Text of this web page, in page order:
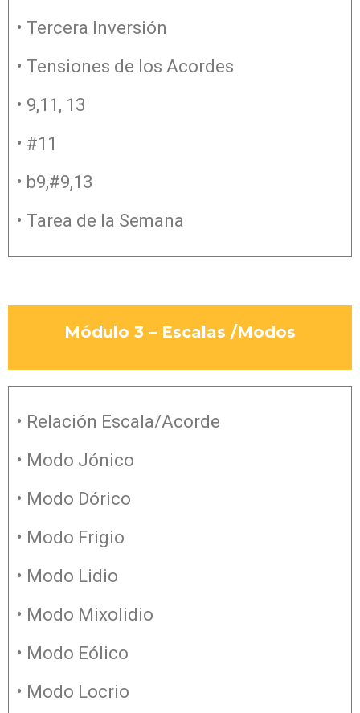
• Tercera Inversión
• Tensiones de los Acordes
• 9,11, 13
• #11
• b9,#9,13
• Tarea de la Semana
Módulo 3 – Escalas /Modos
• Relación Escala/Acorde
• Modo Jónico
• Modo Dórico
• Modo Frigio
• Modo Lidio
• Modo Mixolidio
• Modo Eólico
• Modo Locrio